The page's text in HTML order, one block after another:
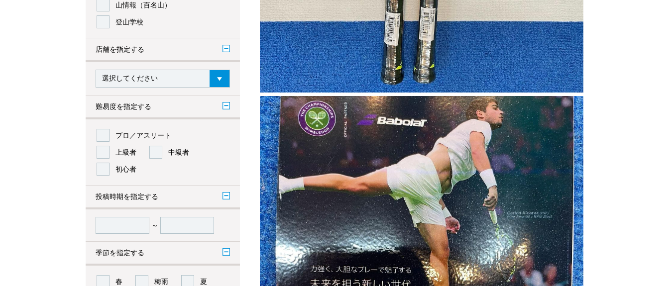
山情報（百名山）
登山学校
店舗を指定する
難易度を指定する
プロ／アスリート
上級者 中級者
初心者
投稿時期を指定する
～
季節を指定する
春 梅雨 夏